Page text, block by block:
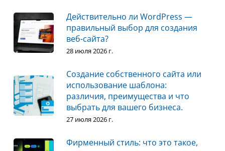
Действительно ли WordPress —
правильный выбор для создания
веб-сайта?
28 июля 2026 г.
Создание собственного сайта или
использование шаблона:
различия, преимущества и что
выбрать для вашего бизнеса.
27 июля 2026 г.
Фирменный стиль: что это такое,